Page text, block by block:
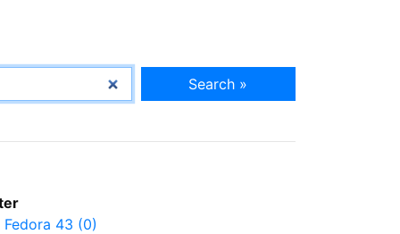
Search »
Fedora 43 (0)